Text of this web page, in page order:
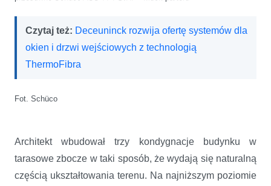
Czytaj też: Deceuninck rozwija ofertę systemów dla
okien i drzwi wejściowych z technologią
ThermoFibra
Fot. Schüco
Architekt wbudował trzy kondygnacje budynku w
tarasowe zbocze w taki sposób, że wydają się naturalną
częścią ukształtowania terenu. Na najniższym poziomie